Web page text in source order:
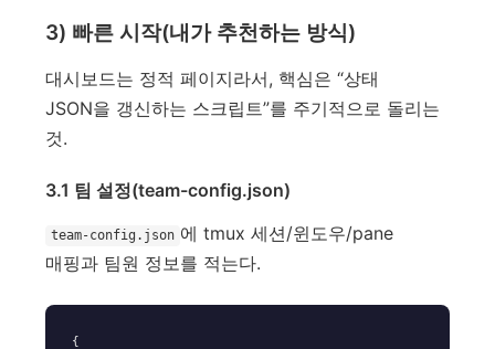
3) 빠른 시작(내가 추천하는 방식)
대시보드는 정적 페이지라서, 핵심은 “상태
JSON을 갱신하는 스크립트”를 주기적으로 돌리는
것.
3.1 팀 설정(team-config.json)
team-config.json 에 tmux 세션/윈도우/pane
매핑과 팀원 정보를 적는다.
{